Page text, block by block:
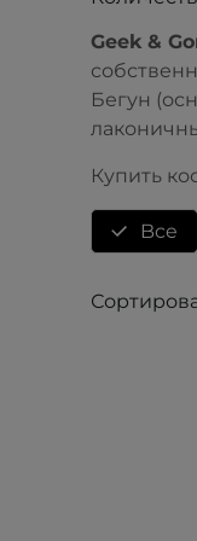
Geek &
Бегун
Купить
Bce